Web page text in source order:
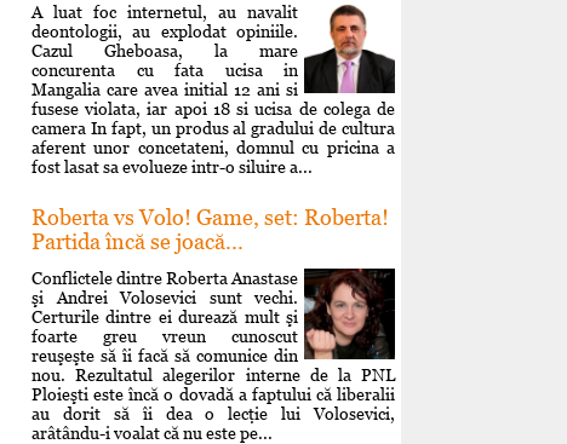
A luat foc internetul, au navalit
deontologii, au explodat opiniile.
Cazul Gheboasa, la mare
concurenta cu fata ucisa in
Mangalia care avea initial 12 ani si
fusese violata, iar apoi 18 si ucisa de colega de
camera In fapt, un produs al gradului de cultura
aferent unor concetateni, domnul cu pricina a
fost lasat sa evolueze intr-o siluire a...
Roberta vs Volo! Game, set: Roberta!
Partida încă se joacă...
Conflictele dintre Roberta Anastase
şi Andrei Volosevici sunt vechi.
Certurile dintre ei durează mult şi
foarte greu vreun cunoscut
reuşeşte să îi facă să comunice din
nou. Rezultatul alegerilor interne de la PNL
Ploieşti este încă o dovadă a faptului că liberalii
au dorit să îi dea o lecţie lui Volosevici,
arâtându-i voalat că nu este pe...